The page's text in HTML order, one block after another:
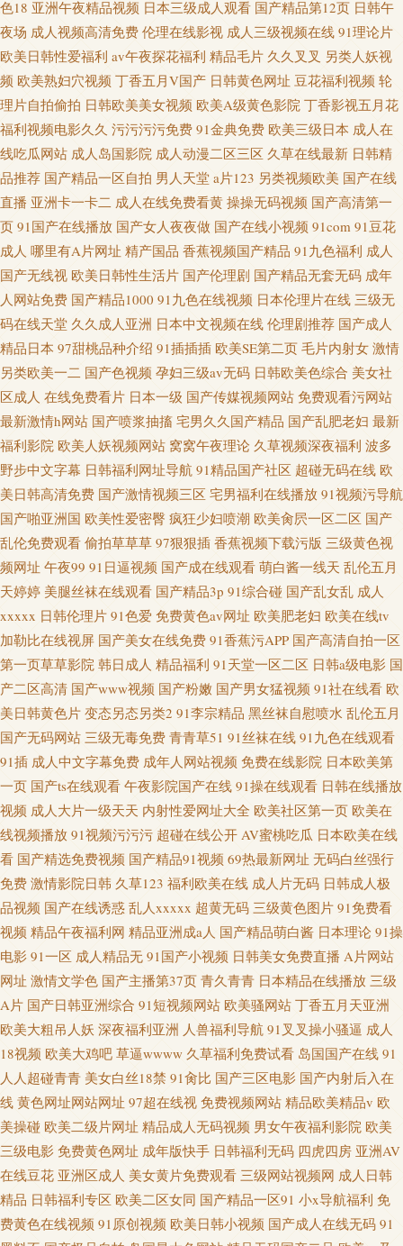
色18 亚洲午夜精品视频 日本三级成人观看 国产精品第12页 日韩午
夜场 成人视频高清免费 伦理在线影视 成人三级视频在线 91理论片
欧美日韩性爱福利 av午夜探花福利 精品毛片 久久叉叉 另类人妖视
频 欧美熟妇穴视频 丁香五月V国产 日韩黄色网址 豆花福利视频 轮
理片自拍偷拍 日韩欧美美女视频 欧美A级黄色影院 丁香影视五月花
福利视频电影久久 污污污污免费 91金典免费 欧美三级日本 成人在
线吃瓜网站 成人岛国影院 成人动漫二区三区 久草在线最新 日韩精
品推荐 国产精品一区自拍 男人天堂 a片123 另类视频欧美 国产在线
直播 亚洲卡一卡二 成人在线免费看黄 操操无码视频 国产高清第一
页 91国产在线播放 国产女人夜夜做 国产在线小视频 91com 91豆花
成人 哪里有A片网址 精产国品 香蕉视频国产精品 91九色福利 成人
国产无线视 欧美日韩性生活片 国产伦理剧 国产精品无套无码 成年
人网站免费 国产精品1000 91九色在线视频 日本伦理片在线 三级无
码在线天堂 久久成人亚洲 日本中文视频在线 伦理剧推荐 国产成人
精品日本 97甜桃品种介绍 91插插插 欧美SE第二页 毛片内射女 激情
另类欧美一二 国产色视频 孕妇三级av无码 日韩欧美色综合 美女社
区成人 在线免费看片 日本一级 国产传媒视频网站 免费观看污网站
最新激情h网站 国产喷浆抽搐 宅男久久国产精品 国产乱肥老妇 最新
福利影院 欧美人妖视频网站 窝窝午夜理论 久草视频深夜福利 波多
野步中文字幕 日韩福利网址导航 91精品国产社区 超碰无码在线 欧
美日韩高清免费 国产激情视频三区 宅男福利在线播放 91视频污导航
国产啪亚洲国 欧美性爱密臀 疯狂少妇喷潮 欧美肏屄一区二区 国产
乱伦免费观看 偷拍草草草 97狠狠插 香蕉视频下载污版 三级黄色视
频网址 午夜99 91日逼视频 国产成在线观看 萌白酱一线天 乱伦五月
天婷婷 美腿丝袜在线观看 国产精品3p 91综合碰 国产乱女乱 成人
xxxxx 日韩伦理片 91色爱 免费黄色av网址 欧美肥老妇 欧美在线tv
加勒比在线视屏 国产美女在线免费 91香蕉污APP 国产高清自拍一区
第一页草草影院 韩日成人 精品福利 91天堂一区二区 日韩a级电影 国
产二区高清 国产www视频 国产粉嫩 国产男女猛视频 91社在线看 欧
美日韩黄色片 变态另态另类2 91李宗精品 黑丝袜自慰喷水 乱伦五月
国产无码网站 三级无毒免费 青青草51 91丝袜在线 91九色在线观看
91插 成人中文字幕免费 成年人网站视频 免费在线影院 日本欧美第
一页 国产ts在线观看 午夜影院国产在线 91操在线观看 日韩在线播放
视频 成人大片一级天天 内射性爱网址大全 欧美社区第一页 欧美在
线视频播放 91视频污污污 超碰在线公开 AV蜜桃吃瓜 日本欧美在线
看 国产精选免费视频 国产精品91视频 69热最新网址 无码白丝强行
免费 激情影院日韩 久草123 福利欧美在线 成人片无码 日韩成人极
品视频 国产在线诱惑 乱人xxxxx 超黄无码 三级黄色图片 91免费看
视频 精品午夜福利网 精品亚洲成a人 国产精品萌白酱 日本理论 91操
电影 91一区 成人精品无 91国产小视频 日韩美女免费直播 A片网站
网址 激情文学色 国产主播第37页 青久青青 日本精品在线播放 三级
A片 国产日韩亚洲综合 91短视频网站 欧美骚网站 丁香五月天亚洲
欧美大粗吊人妖 深夜福利亚洲 人兽福利导航 91叉叉操小骚逼 成人
18视频 欧美大鸡吧 草逼wwww 久草福利免费试看 岛国国产在线 91
人人超碰青青 美女白丝18禁 91肏比 国产三区电影 国产内射后入在
线 黄色网址网站网址 97超在线视 免费视频网站 精品欧美精品v 欧
美操碰 欧美二级片网址 精品成人无码视频 男女午夜福利影院 欧美
三级电影 免费黄色网址 成年版快手 日韩福利无码 四虎四房 亚洲AV
在线豆花 亚洲区成人 美女黄片免费观看 三级网站视频网 成人日韩
精品 日韩福利专区 欧美二区女同 国产精品一区91 小x导航福利 免
费黄色在线视频 91原创视频 欧美日韩小视频 国产成人在线无码 91